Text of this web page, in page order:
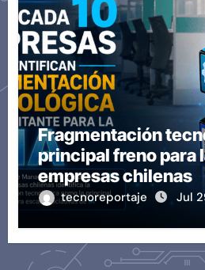
Fragmentación
principal freno para
empresas chilenas
tecnoreportaje Jul